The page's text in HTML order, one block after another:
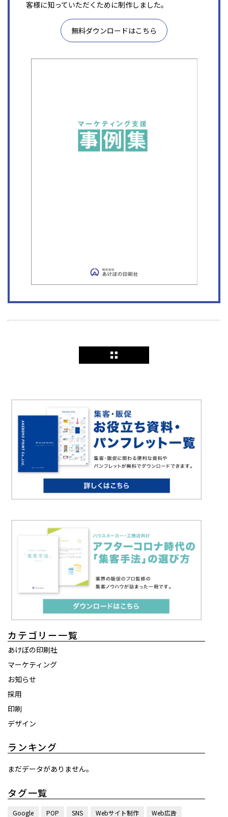
カテゴリー一覧
あけぼの印刷社
マーケティング
お知らせ
採用
印刷
デザイン
ランキング
まだデータがありません。
タグ一覧
Google POP SNS Webサイト制作 Web広告
客様に知っていただくために制作しました。
無料ダウンロードはこちら